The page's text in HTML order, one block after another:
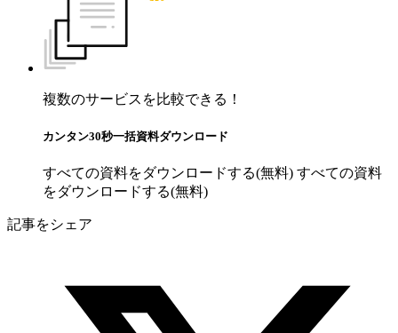
複数のサービスを比較できる！
カンタン30秒一括資料ダウンロード
すべての資料をダウンロードする(無料) すべての資料
をダウンロードする(無料)
記事をシェア